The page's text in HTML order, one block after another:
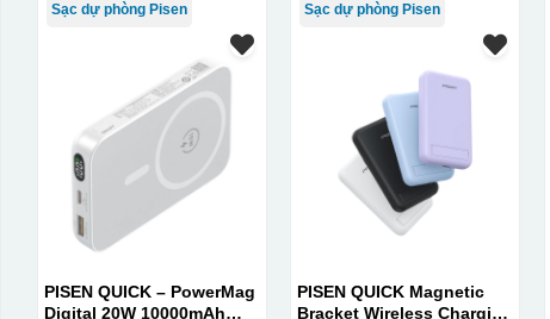
Sạc dự phòng Pisen
PISEN QUICK – PowerMag
Digital 20W 10000mAh
Sạc dự phòng Pisen
PISEN QUICK Magnetic
Bracket Wireless Charging